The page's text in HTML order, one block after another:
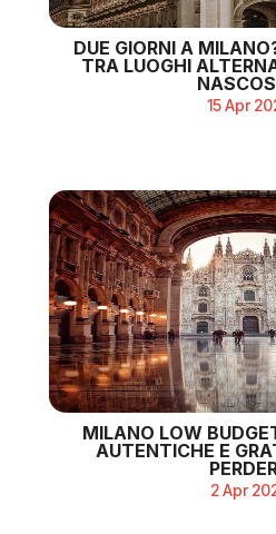
DUE GIORNI A
TRA LUOGHI
15 Apr
MILANO LOW
AUTENTICHE E
2 Apr